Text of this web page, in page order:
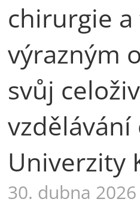
chirurgie
výrazným
svůj
Univerzity
30. dubna 2026